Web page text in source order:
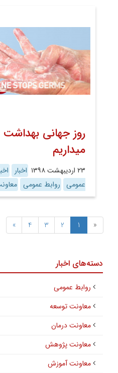
روز جهانی
میداریم
۲۳ اردیبهشت ۱۳۹۸ اخبار
عمومی روابط عمومی
«
1
2
3
4
»
دسته‌های اخبار
روابط عمومی
معاونت توسعه
معاونت درمان
معاونت پژوهش
معاونت آموزش